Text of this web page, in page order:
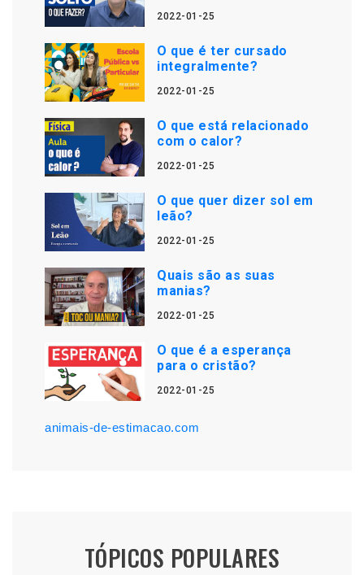
2022-01-25
O que é ter cursado
integralmente?
2022-01-25
O que está relacionado
com o calor?
2022-01-25
O que quer dizer sol em
leão?
2022-01-25
Quais são as suas
manias?
2022-01-25
O que é a esperança
para o cristão?
2022-01-25
animais-de-estimacao.com
TÓPICOS POPULARES